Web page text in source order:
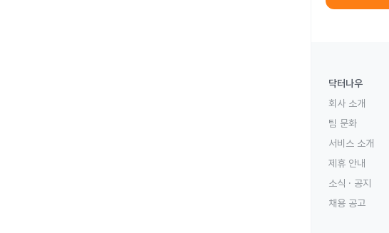
닥터나우
회사 소개
팀 문화
서비스 소개
제휴 안내
소식 · 공지
채용 공고